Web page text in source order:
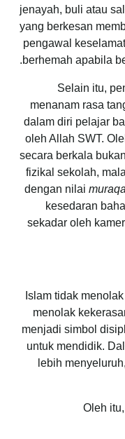
jenayah, buli atau
yang berkesan
pengawal
berhemah apabila
Selain itu,
menanam rasa
dalam diri pelajar
oleh Allah SWT.
secara berkala
fizikal sekolah,
dengan nilai
kesedaran
sekadar oleh
Islam tidak
menolak
menjadi simbol
untuk mendidik.
lebih
Oleh